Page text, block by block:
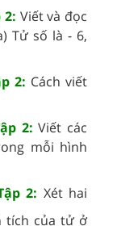
2: Viết và đọc
Tử số là - 6,
2: Cách viết
2: Viết các
mỗi hình
2: Xét hai
tích của tử ở